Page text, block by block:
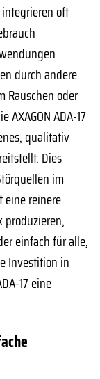
oft
durch andere
Rauschen oder
ADA-17
qualitativ
Dies
im
eine reinere
produzieren,
einfach für alle,
Investition in
17 eine